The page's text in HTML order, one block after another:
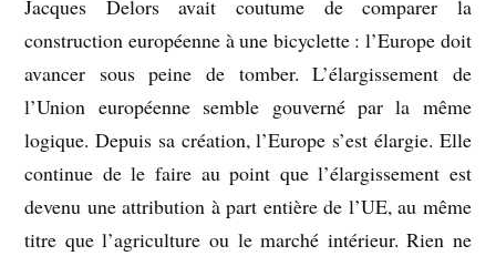
Jacques Delors avait coutume de comparer la
construction européenne à une bicyclette : l’Europe doit
avancer sous peine de tomber. L’élargissement de
l’Union européenne semble gouverné par la même
logique. Depuis sa création, l’Europe s’est élargie. Elle
continue de le faire au point que l’élargissement est
devenu une attribution à part entière de l’UE, au même
titre que l’agriculture ou le marché intérieur. Rien ne